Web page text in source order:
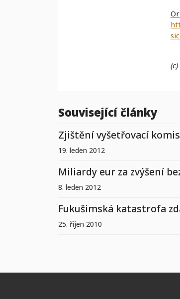
(c)
Související články
Zjištění vyšetřovací
19. leden 2012
Miliardy eur za zvýšení
8. leden 2012
Fukušimská katastrofa
25. říjen 2010